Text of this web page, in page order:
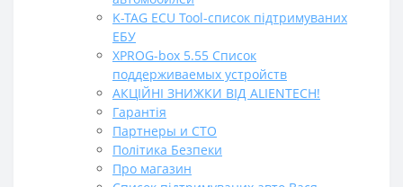
K-TAG ECU Tool-список підтримуваних
ЕБУ
XPROG-box 5.55 Список
поддерживаемых устройств
АКЦІЙНІ ЗНИЖКИ ВІД ALIENTECH!
Гарантія
Партнеры и СТО
Політика Безпеки
Про магазин